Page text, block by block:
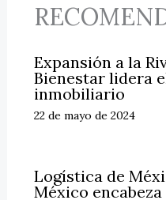
Expansión a la
Bienestar lidera
inmobiliario
22 de mayo de 2024
Logística de
México